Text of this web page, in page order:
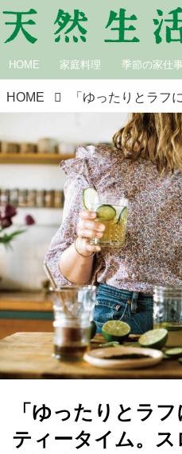
HOME 家庭料理 季節の家仕事
HOME
「ゆったりとラ
ティータイム。ス